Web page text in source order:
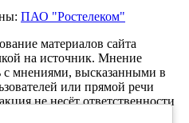
ПАО "Ростелеком"
материалов сайта
на источник. Мнение
с мнениями, высказанными в
или прямой речи
не несёт ответственности